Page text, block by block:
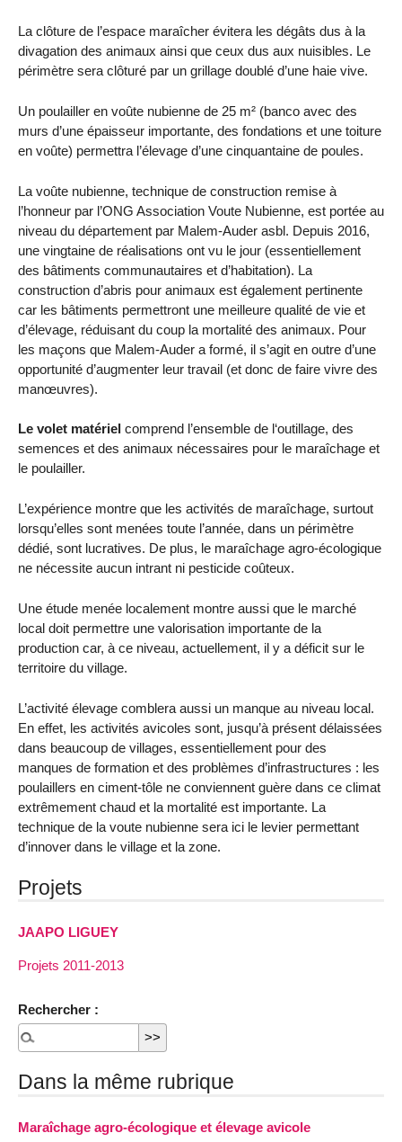
La clôture de l’espace maraîcher évitera les dégâts dus à la
divagation des animaux ainsi que ceux dus aux nuisibles. Le
périmètre sera clôturé par un grillage doublé d’une haie vive.
Un poulailler en voûte nubienne de 25 m² (banco avec des
murs d’une épaisseur importante, des fondations et une toiture
en voûte) permettra l’élevage d’une cinquantaine de poules.
La voûte nubienne, technique de construction remise à
l’honneur par l’ONG Association Voute Nubienne, est portée au
niveau du département par Malem-Auder asbl. Depuis 2016,
une vingtaine de réalisations ont vu le jour (essentiellement
des bâtiments communautaires et d’habitation). La
construction d’abris pour animaux est également pertinente
car les bâtiments permettront une meilleure qualité de vie et
d’élevage, réduisant du coup la mortalité des animaux. Pour
les maçons que Malem-Auder a formé, il s’agit en outre d’une
opportunité d’augmenter leur travail (et donc de faire vivre des
manœuvres).
Le volet matériel comprend l’ensemble de l‘outillage, des
semences et des animaux nécessaires pour le maraîchage et
le poulailler.
L’expérience montre que les activités de maraîchage, surtout
lorsqu’elles sont menées toute l’année, dans un périmètre
dédié, sont lucratives. De plus, le maraîchage agro-écologique
ne nécessite aucun intrant ni pesticide coûteux.
Une étude menée localement montre aussi que le marché
local doit permettre une valorisation importante de la
production car, à ce niveau, actuellement, il y a déficit sur le
territoire du village.
L’activité élevage comblera aussi un manque au niveau local.
En effet, les activités avicoles sont, jusqu’à présent délaissées
dans beaucoup de villages, essentiellement pour des
manques de formation et des problèmes d’infrastructures : les
poulaillers en ciment-tôle ne conviennent guère dans ce climat
extrêmement chaud et la mortalité est importante. La
technique de la voute nubienne sera ici le levier permettant
d’innover dans le village et la zone.
Projets
JAAPO LIGUEY
Projets 2011-2013
Rechercher :
Dans la même rubrique
Maraîchage agro-écologique et élevage avicole